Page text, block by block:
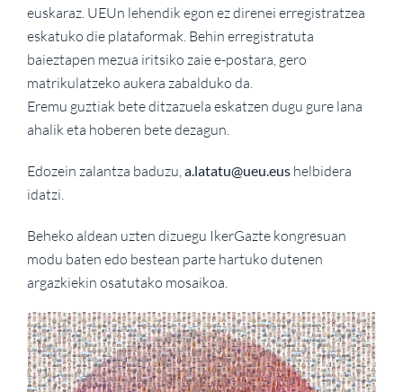
euskaraz. UEUn lehendik egon ez direnei erregistratzea
eskatuko die plataformak. Behin erregistratuta
baieztapen mezua iritsiko zaie e-postara, gero
matrikulatzeko aukera zabalduko da.
Eremu guztiak bete ditzazuela eskatzen dugu gure lana
ahalik eta hoberen bete dezagun.
Edozein zalantza baduzu,a.latatu@ueu.eus helbidera
idatzi.
Beheko aldean uzten dizuegu IkerGazte kongresuan
modu baten edo bestean parte hartuko dutenen
argazkiekin osatutako mosaikoa.